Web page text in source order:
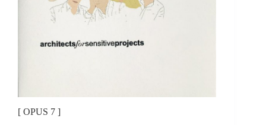
[ OPUS 7 ]